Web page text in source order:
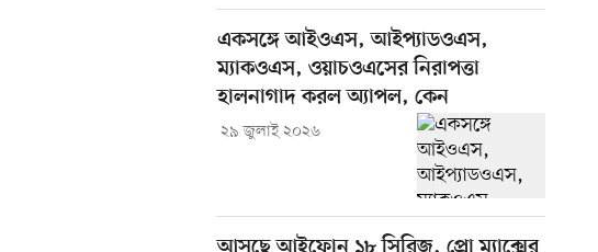
একসঙ্গে আইওএস, আইপ্যাডওএস,
ম্যাকওএস, ওয়াচওএসের নিরাপত্তা
হালনাগাদ করল অ্যাপল, কেন
২৯ জুলাই ২০২৬